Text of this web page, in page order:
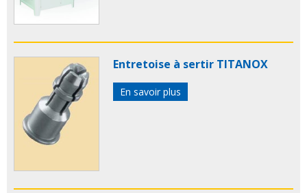
Entretoise à sertir TITANOX
En savoir plus